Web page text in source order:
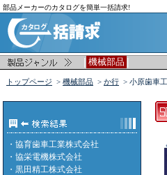
部品メーカーのカタログを簡単一括請求!
| 機械部品 |
トップページ > 機械部品 > か行 > 小原歯車
・ 協育歯車工業株式会社
・ 協栄電機株式会社
・ 黒田精工株式会社